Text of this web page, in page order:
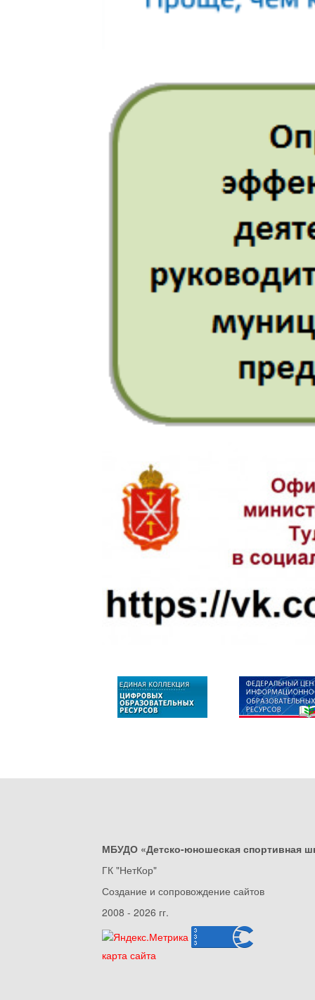
МБУДО «Детско-юношеская спортивная
ГК "НетКор"
Создание и сопровождение сайтов
2008 - 2026 гг.
карта сайта